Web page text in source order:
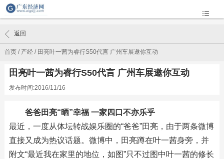
首页/ 产经/ 田亮叶一茜为睿行S50代言 广州车展邀你互动
返回
田亮叶一茜为睿行S50代言 广州车展邀你互动
发布时间:2016/11/16
爸爸田亮“晒”幸福 一家四口不亦乐乎
最近，一度从体坛转战娱乐圈的“爸爸”田亮，由于两条微博
直接又成为热议话题。微博中，田亮蹲在叶一茜身旁，并
附文“最近我在家里的地位，如图”只不过图中叶一茜的修长